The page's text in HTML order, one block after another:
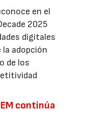
en el
2025
digitales
adopción
de los
continúa